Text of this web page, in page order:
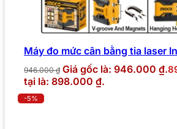
Máy đo mức cân bằng tia laser
946.000₫ Giá gốc là: 946.000 ₫.
tại là: 898.000 ₫.
-5%